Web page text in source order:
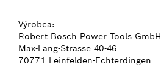
Výrobca:
Robert Bosch Power Tools GmbH
Max-Lang-Strasse 40-46
70771 Leinfelden-Echterdingen